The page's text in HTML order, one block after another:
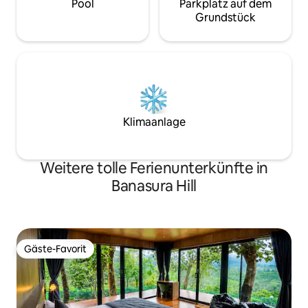
Pool
Parkplatz auf dem
Grundstück
Klimaanlage
Weitere tolle Ferienunterkünfte in
Banasura Hill
Gäste-Favorit
Gäste-Favorit